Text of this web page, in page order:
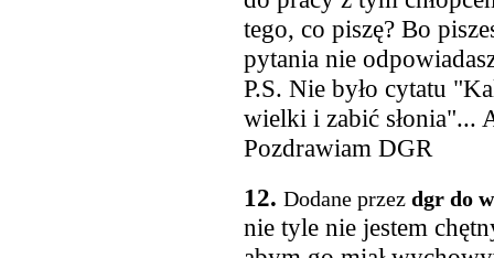
tego, co piszę? Bo
pytania nie
P.S. Nie było cytatu
wielki i zabić słonia"...
Pozdrawiam DGR
12. Dodane przez dgr do
nie tyle nie jestem